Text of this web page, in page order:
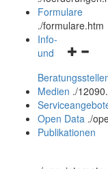
Formulare
./formulare.htm
und
schließen
Info-
und
Medien ./
Open Data ./
Publikationen